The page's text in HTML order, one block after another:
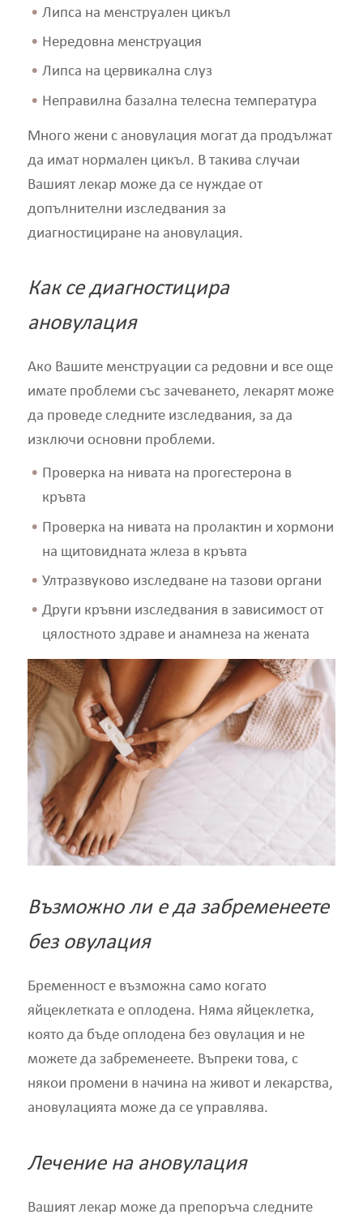
Липса на менструален цикъл
Нередовна менструация
Липса на цервикална слуз
Неправилна базална телесна температура
Много жени с ановулация могат да продължат
да имат нормален цикъл. В такива случаи
Вашият лекар може да се нуждае от
допълнителни изследвания за
диагностициране на ановулация.
Как се диагностицира
ановулация
Ако Вашите менструации са редовни и все още
имате проблеми със зачеването, лекарят може
да проведе следните изследвания, за да
изключи основни проблеми.
Проверка на нивата на прогестерона в
кръвта
Проверка на нивата на пролактин и хормони
на щитовидната жлеза в кръвта
Ултразвуково изследване на тазови органи
Други кръвни изследвания в зависимост от
цялостното здраве и анамнеза на жената
Възможно ли е да забременеете
без овулация
Бременност е възможна само когато
яйцеклетката е оплодена. Няма яйцеклетка,
която да бъде оплодена без овулация и не
можете да забременеете. Въпреки това, с
някои промени в начина на живот и лекарства,
ановулацията може да се управлява.
Лечение на ановулация
Вашият лекар може да препоръча следните